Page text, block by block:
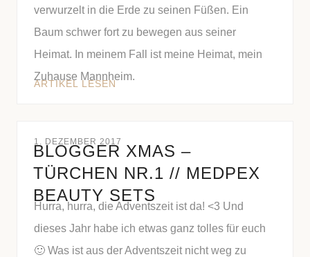
verwurzelt in die Erde zu seinen Füßen. Ein
Baum schwer fort zu bewegen aus seiner
Heimat. In meinem Fall ist meine Heimat, mein
Zuhause Mannheim.
ARTIKEL LESEN
1. DEZEMBER 2017
BLOGGER XMAS –
TÜRCHEN NR.1 // MEDPEX
BEAUTY SETS
Hurra, hurra, die Adventszeit ist da! <3 Und
dieses Jahr habe ich etwas ganz tolles für euch
🙂 Was ist aus der Adventszeit nicht weg zu